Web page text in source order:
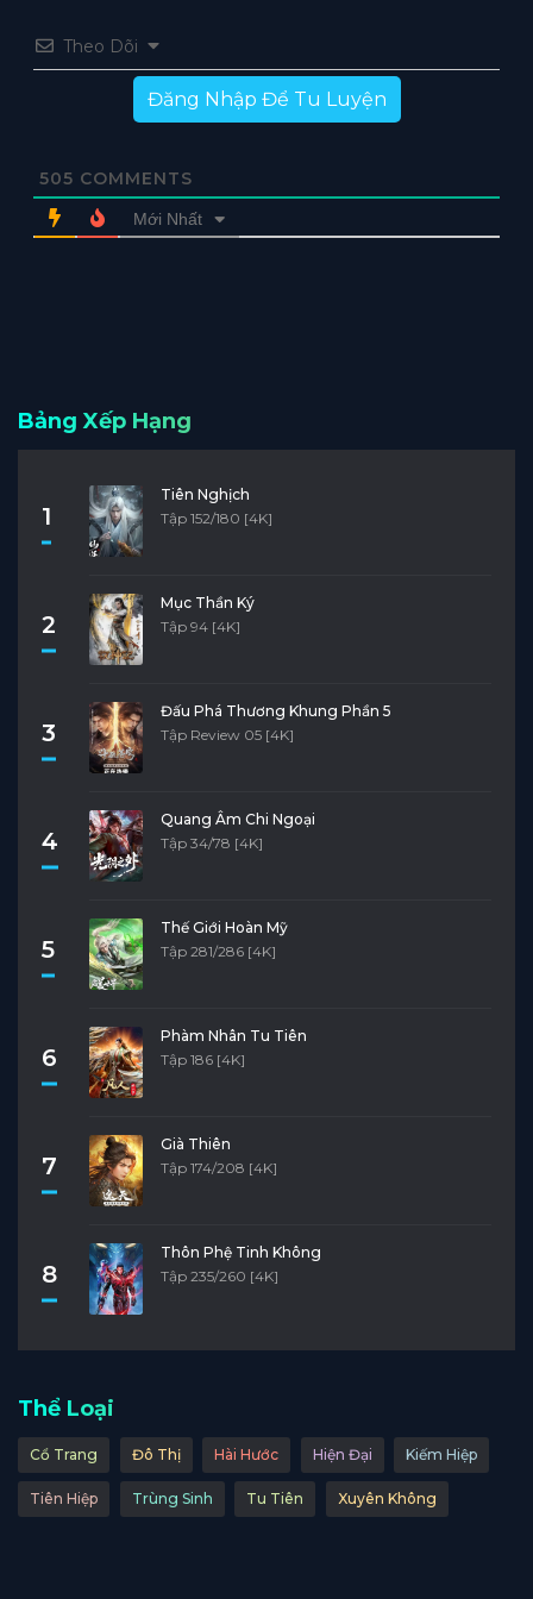
Tập 3 Tập 2 Tập 1
Theo Dõi
Đăng Nhập Để Tu Luyện
505 COMMENTS
Mới Nhất
Bảng Xếp Hạng
1
Tiên Nghịch
Tập 152/180 [4K]
2
Mục Thần Ký
Tập 94 [4K]
3
Đấu Phá Thương Khung Phần 5
Tập Review 05 [4K]
4
Quang Âm Chi Ngoại
Tập 34/78 [4K]
5
Thế Giới Hoàn Mỹ
Tập 281/286 [4K]
6
Phàm Nhân Tu Tiên
Tập 186 [4K]
7
Già Thiên
Tập 174/208 [4K]
8
Thôn Phệ Tinh Không
Tập 235/260 [4K]
Thể Loại
Cổ Trang Đô Thị Hài Hước Hiện Đại Kiếm Hiệp
Tiên Hiệp Trùng Sinh Tu Tiên Xuyên Không